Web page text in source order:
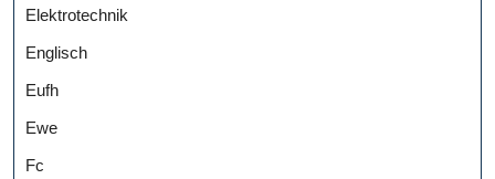
Elektrotechnik
Englisch
Eufh
Ewe
Fc